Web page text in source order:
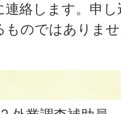
連絡します。申
ものではありま